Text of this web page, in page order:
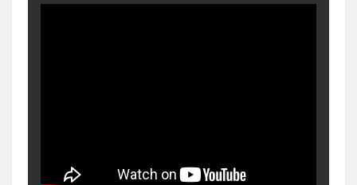
Костанай
Усть-Каменогорск